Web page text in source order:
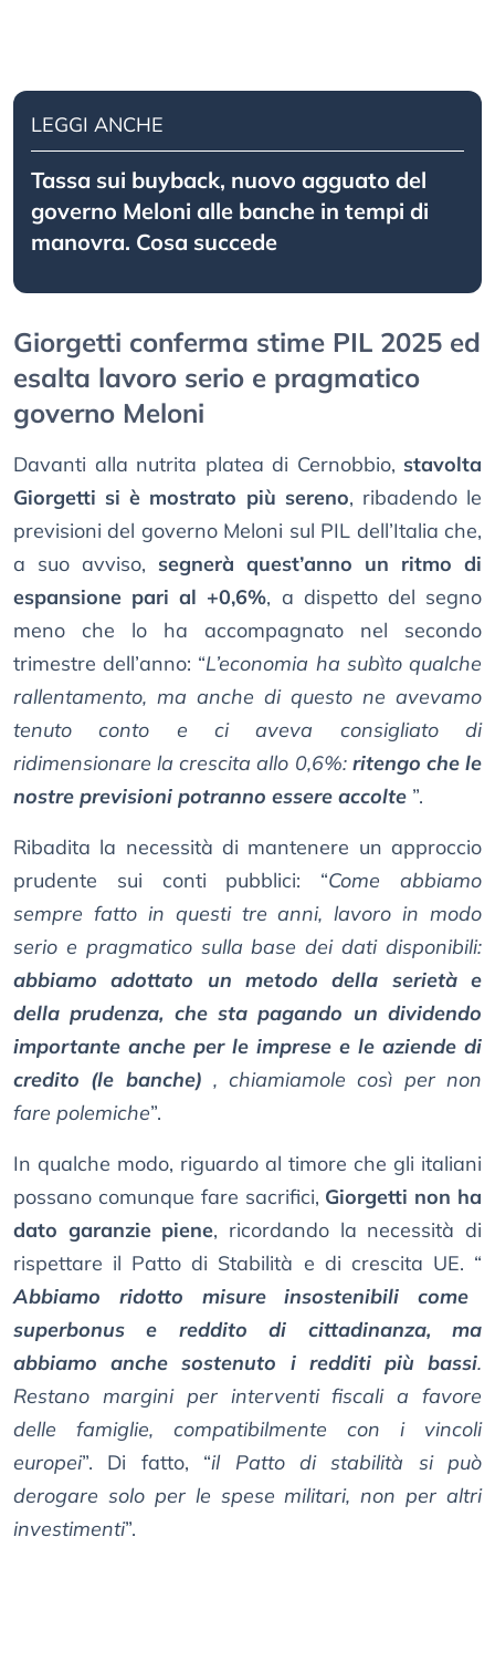
LEGGI ANCHE
Tassa sui buyback, nuovo agguato del
governo Meloni alle banche in tempi di
manovra. Cosa succede
Giorgetti conferma stime PIL 2025 ed
esalta lavoro serio e pragmatico
governo Meloni
Davanti alla nutrita platea di Cernobbio, stavolta
Giorgetti si è mostrato più sereno, ribadendo le
previsioni del governo Meloni sul PIL dell’Italia che,
a suo avviso, segnerà quest’anno un ritmo di
espansione pari al +0,6%, a dispetto del segno
meno che lo ha accompagnato nel secondo
trimestre dell’anno: “L’economia ha subìto qualche
rallentamento, ma anche di questo ne avevamo
tenuto conto e ci aveva consigliato di
ridimensionare la crescita allo 0,6%: ritengo che le
nostre previsioni potranno essere accolte ”.
Ribadita la necessità di mantenere un approccio
prudente sui conti pubblici: “Come abbiamo
sempre fatto in questi tre anni, lavoro in modo
serio e pragmatico sulla base dei dati disponibili:
abbiamo adottato un metodo della serietà e
della prudenza, che sta pagando un dividendo
importante anche per le imprese e le aziende di
credito (le banche) , chiamiamole così per non
fare polemiche”.
In qualche modo, riguardo al timore che gli italiani
possano comunque fare sacrifici, Giorgetti non ha
dato garanzie piene, ricordando la necessità di
rispettare il Patto di Stabilità e di crescita UE. “
Abbiamo ridotto misure insostenibili come
superbonus e reddito di cittadinanza, ma
abbiamo anche sostenuto i redditi più bassi.
Restano margini per interventi fiscali a favore
delle famiglie, compatibilmente con i vincoli
europei”. Di fatto, “il Patto di stabilità si può
derogare solo per le spese militari, non per altri
investimenti”.